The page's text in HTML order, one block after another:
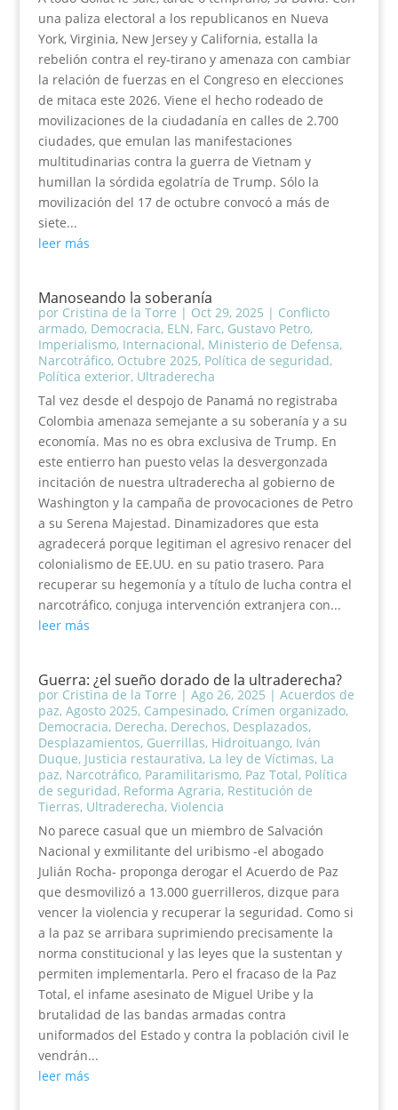
una paliza electoral a los republicanos en Nueva
York, Virginia, New Jersey y California, estalla la
rebelión contra el rey-tirano y amenaza con cambiar
la relación de fuerzas en el Congreso en elecciones
de mitaca este 2026. Viene el hecho rodeado de
movilizaciones de la ciudadanía en calles de 2.700
ciudades, que emulan las manifestaciones
multitudinarias contra la guerra de Vietnam y
humillan la sórdida egolatría de Trump. Sólo la
movilización del 17 de octubre convocó a más de
siete...
leer más
Manoseando la soberanía
por Cristina de la Torre | Oct 29, 2025 | Conflicto
armado, Democracia, ELN, Farc, Gustavo Petro,
Imperialismo, Internacional, Ministerio de Defensa,
Narcotráfico, Octubre 2025, Política de seguridad,
Política exterior, Ultraderecha
Tal vez desde el despojo de Panamá no registraba
Colombia amenaza semejante a su soberanía y a su
economía. Mas no es obra exclusiva de Trump. En
este entierro han puesto velas la desvergonzada
incitación de nuestra ultraderecha al gobierno de
Washington y la campaña de provocaciones de Petro
a su Serena Majestad. Dinamizadores que esta
agradecerá porque legitiman el agresivo renacer del
colonialismo de EE.UU. en su patio trasero. Para
recuperar su hegemonía y a título de lucha contra el
narcotráfico, conjuga intervención extranjera con...
leer más
Guerra: ¿el sueño dorado de la ultraderecha?
por Cristina de la Torre | Ago 26, 2025 | Acuerdos de
paz, Agosto 2025, Campesinado, Crímen organizado,
Democracia, Derecha, Derechos, Desplazados,
Desplazamientos, Guerrillas, Hidroituango, Iván
Duque, Justicia restaurativa, La ley de Víctimas, La
paz, Narcotráfico, Paramilitarismo, Paz Total, Política
de seguridad, Reforma Agraria, Restitución de
Tierras, Ultraderecha, Violencia
No parece casual que un miembro de Salvación
Nacional y exmilitante del uribismo -el abogado
Julián Rocha- proponga derogar el Acuerdo de Paz
que desmovilizó a 13.000 guerrilleros, dizque para
vencer la violencia y recuperar la seguridad. Como si
a la paz se arribara suprimiendo precisamente la
norma constitucional y las leyes que la sustentan y
permiten implementarla. Pero el fracaso de la Paz
Total, el infame asesinato de Miguel Uribe y la
brutalidad de las bandas armadas contra
uniformados del Estado y contra la población civil le
vendrán...
leer más